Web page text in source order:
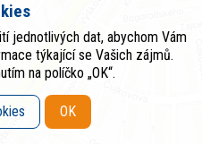
jednotlivých dat, abychom Vám
týkající se Vašich zájmů.
na políčko „OK“.
OK